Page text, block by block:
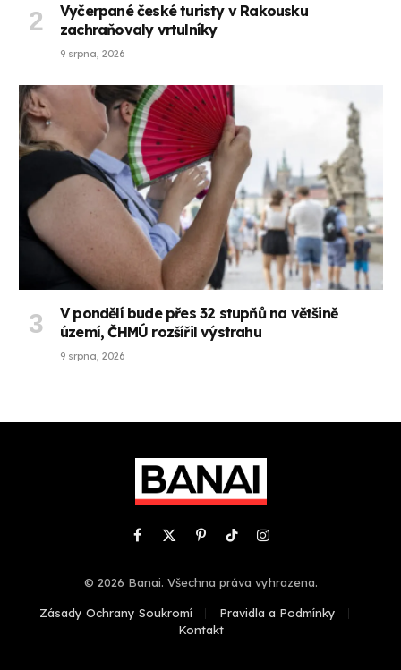
Vyčerpané české turisty v Rakousku
zachraňovaly vrtulníky
9 srpna, 2026
V pondělí bude přes 32 stupňů na většině
území, ČHMÚ rozšířil výstrahu
9 srpna, 2026
Facebook
X
(Twitter)
PinterestTikTokInstagram
© 2026 Banai. Všechna práva vyhrazena.
Zásady Ochrany Soukromí
Pravidla a Podmínky
Kontakt